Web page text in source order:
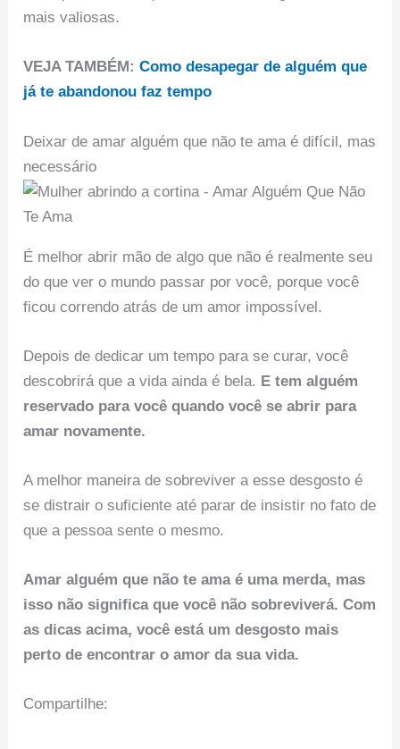
mais valiosas.
VEJA TAMBÉM:Como desapegar de alguém que
já te abandonou faz tempo
Deixar de amar alguém que não te ama é difícil, mas
necessário
É melhor abrir mão de algo que não é realmente seu
do que ver o mundo passar por você, porque você
ficou correndo atrás de um amor impossível.
Depois de dedicar um tempo para se curar, você
descobrirá que a vida ainda é bela. E tem alguém
reservado para você quando você se abrir para
amar novamente.
A melhor maneira de sobreviver a esse desgosto é
se distrair o suficiente até parar de insistir no fato de
que a pessoa sente o mesmo.
Amar alguém que não te ama é uma merda, mas
isso não significa que você não sobreviverá. Com
as dicas acima, você está um desgosto mais
perto de encontrar o amor da sua vida.
Compartilhe: